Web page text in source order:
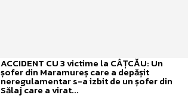
ACCIDENT CU 3 victime la CÂȚCĂU: Un
șofer din Maramureș care a depășit
neregulamentar s-a izbit de un șofer din
Sălaj care a virat...